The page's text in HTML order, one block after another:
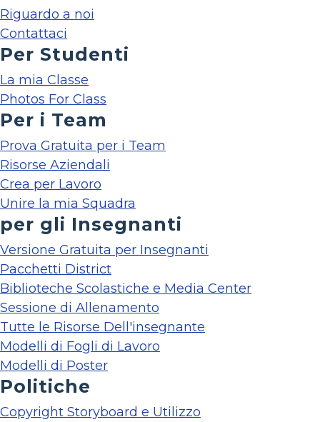
Riguardo a noi
Contattaci
Per Studenti
La mia Classe
Photos For Class
Per i Team
Prova Gratuita per i Team
Risorse Aziendali
Crea per Lavoro
Unire la mia Squadra
per gli Insegnanti
Versione Gratuita per Insegnanti
Pacchetti District
Biblioteche Scolastiche e Media Center
Sessione di Allenamento
Tutte le Risorse Dell'insegnante
Modelli di Fogli di Lavoro
Modelli di Poster
Politiche
Copyright Storyboard e Utilizzo